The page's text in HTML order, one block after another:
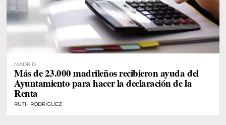
MADRID
Más de 23.000 madrileños recibieron ayuda del
Ayuntamiento para hacer la declaración de la
Renta
RUTH RODRÍGUEZ